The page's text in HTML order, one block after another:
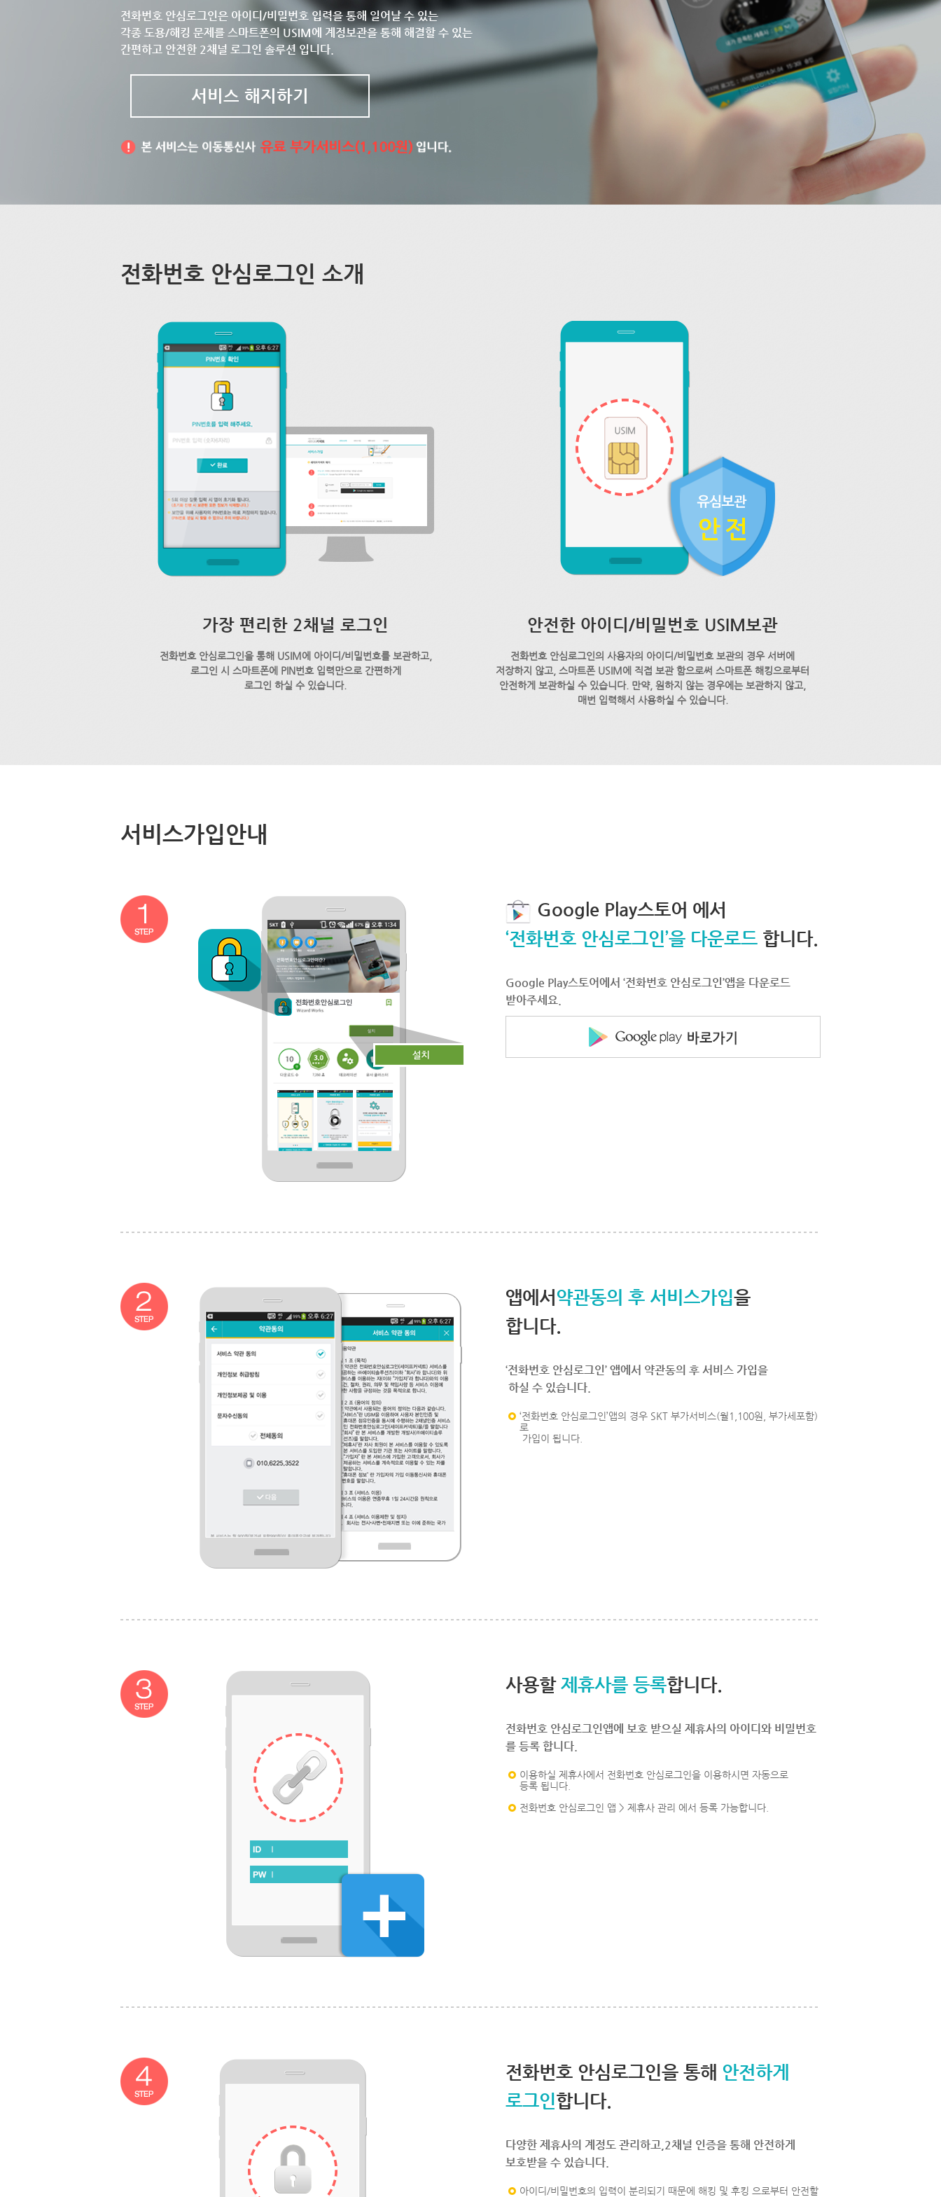
전화번호 안심로그인은 아이디/비밀번호 입력을 통해 일어날 수 있는
각종 도용/해킹 문제를 스마트폰의 USIM에 계정보관을 통해 해결할 수 있는
간편하고 안전한 2채널 로그인 솔루션 입니다.
서비스 해지하기
전화번호 안심로그인 소개
가장 편리한 2채널 로그인
전화번호 안심로그인을 통해 USIM에 아이디/비밀번호를 보관하고,
로그인 시 스마트폰에 PIN번호 입력만으로 간편하게
로그인 하실 수 있습니다.
안전한 아이디/비밀번호 USIM보관
전화번호 안심로그인의 사용자의 아이디/비밀번호 보관의 경우 서버에
저장하지 않고, 스마트폰 USIM에 직접 보관 함으로써 스마트폰 해킹으로부터
안전하게 보관하실 수 있습니다. 만약, 원하지 않는 경우에는 보관하지 않고,
매번 입력해서 사용하실 수 있습니다.
서비스가입안내
Google Play스토어 에서
‘전화번호 안심로그인’을 다운로드 합니다.
Google Play스토어에서 ‘전화번호 안심로그인’앱을 다운로드
받아주세요.
앱에서 약관동의 후 서비스가입을
합니다.
‘전화번호 안심로그인’ 앱에서 약관동의 후 서비스 가입을
하실 수 있습니다.
‘전화번호 안심로그인’앱의 경우 SKT 부가서비스(월1,100원, 부가세포함)
로
가입이 됩니다.
사용할 제휴사를 등록합니다.
전화번호 안심로그인앱에 보호 받으실 제휴사의 아이디와 비밀번호
를 등록 합니다.
이용하실 제휴사에서 전화번호 안심로그인을 이용하시면 자동으로
등록 됩니다.
전화번호 안심로그인 앱 > 제휴사 관리 에서 등록 가능합니다.
전화번호 안심로그인을 통해 안전하게
로그인합니다.
다양한 제휴사의 계정도 관리하고,2채널 인증을 통해 안전하게
보호받을 수 있습니다.
아이디/비밀번호의 입력이 분리되기 때문에 해킹 및 후킹 으로부터 안전할